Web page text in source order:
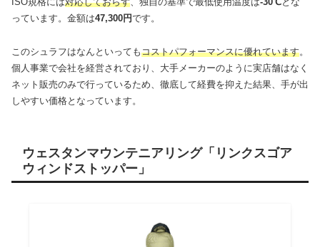
っています。金額は47,300円です。
このシュラフはなんといってもコストパフォーマンスに優れています。
個人事業で会社を経営されており、大手メーカーのように実店舗はなく
ネット販売のみで行っているため、徹底して経費を抑えた結果、手が出
しやすい価格となっています。
ウェスタンマウンテニアリング「リンクスゴア
ウィンドストッパー」